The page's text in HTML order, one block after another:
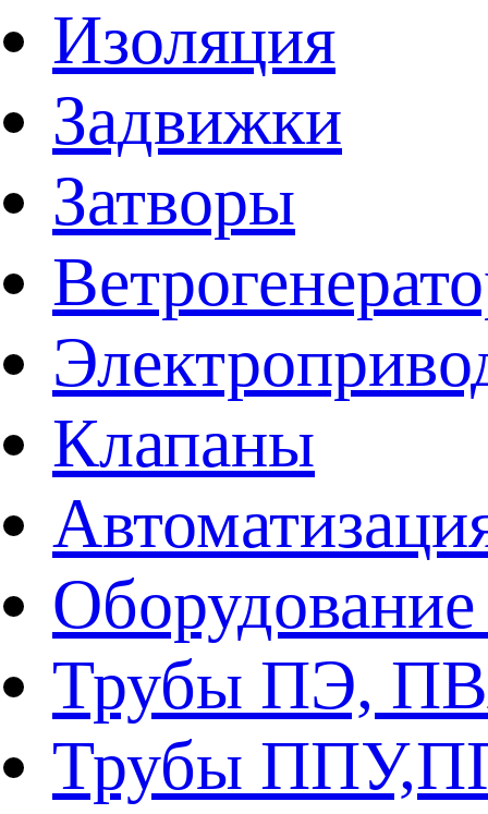
Изоляция
Задвижки
Затворы
Клапаны
Трубы ПЭ,
Трубы